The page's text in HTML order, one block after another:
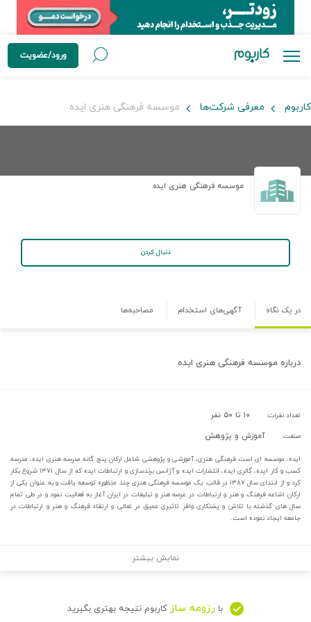
ورود/عضویت
کاربوم معرفی شرکت‌ها موسسه فرهنگی هنری ایده
موسسه فرهنگی هنری ایده
دنبال کردن
در یک نگاه آگهی‌های استخدام مصاحبه‌ها
درباره موسسه فرهنگی هنری ایده
تعداد نفرات: ۱۰ تا ۵۰ نفر
صنعت: آموزش و پژوهش
ایده، موسسه ای است فرهنگی هنری، آموزشی و پژوهشی شامل ارکان پنج گانه مدرسه هنری ایده، مدرسه
کسب و کار ایده، گالری ایده، انتشارات ایده و آژانس برندسازی و ارتباطات ایده که از سال ۱۳۷۱ شروع بکار
کرد و از ابتدای سال ۱۳۸۷ در قالب یک موسسه فرهنگی هنری چند منظوره توسعه یافت و به عنوان یکی از
ارکان اشاعه فرهنگ و هنر و ارتباطات در عرصه هنر و تبلیغات در ایران آغاز به فعالیت نمود و در طی تمام
سال های گذشته با تلاش و پشتکاری وافر تاثیری عمیق در تعالی و ارتقاء فرهنگ و هنر و ارتباطات در
جامعه ایجاد نموده است.
نمایش بیشتر
با رزومه ساز کاربوم نتیجه بهتری بگیرید